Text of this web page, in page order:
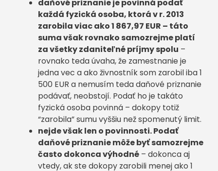
daňové priznanie je povinná podať
každá fyzická osoba, ktorá v r. 2013
zarobila viac ako 1 867,97 EUR – táto
suma však rovnako samozrejme platí
za všetky zdaniteľné príjmy spolu –
rovnako teda úvaha, že zamestnanie je
jedna vec a ako živnostník som zarobil iba 1
500 EUR a nemusím teda daňové priznanie
podávať, neobstojí. Podať ho je takáto
fyzická osoba povinná – dokopy totiž
“zarobila” sumu vyššiu než spomenutý limit.
nejde však len o povinnosti. Podať
daňové priznanie môže byť samozrejme
často dokonca výhodné – dokonca aj
vtedy, ak ste dokopy zarobili menej ako 1